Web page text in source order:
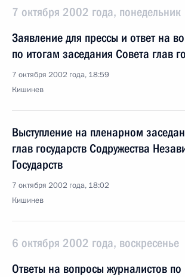
7 октября 2002 года, понедельник
Заявление для прессы и ответ на
по итогам заседания Совета глав
7 октября 2002 года, 18:59
Кишинев
Выступление на пленарном
глав государств Содружества
Государств
7 октября 2002 года, 18:02
Кишинев
6 октября 2002 года, воскресенье
Ответы на вопросы журналистов по